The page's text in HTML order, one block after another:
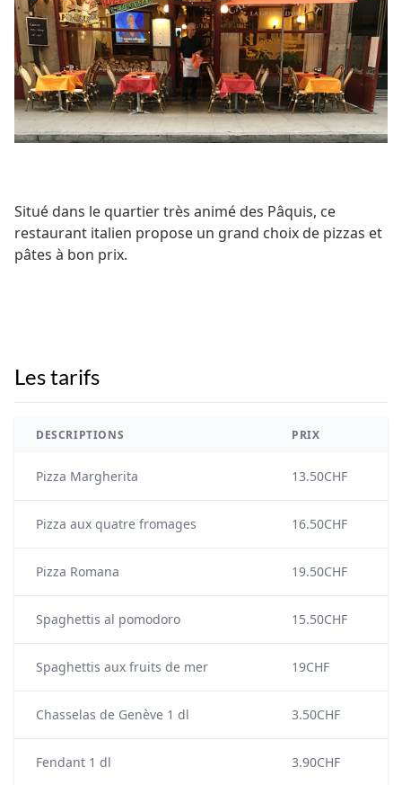
Situé dans le quartier très animé des Pâquis, ce
restaurant italien propose un grand choix de pizzas et
pâtes à bon prix.
Les tarifs
DESCRIPTIONS PRIX
Pizza Margherita 13.50CHF
Pizza aux quatre fromages 16.50CHF
Pizza Romana 19.50CHF
Spaghettis al pomodoro 15.50CHF
Spaghettis aux fruits de mer 19CHF
Chasselas de Genève 1 dl 3.50CHF
Fendant 1 dl 3.90CHF